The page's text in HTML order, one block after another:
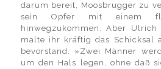
darum bereit, Moosbrugger zu
sein Opfer mit einem
hinwegzukommen. Aber
malte ihr kräftig das Schicksal
bevorstand. »Zwei Männer
um den Hals legen, ohne daß